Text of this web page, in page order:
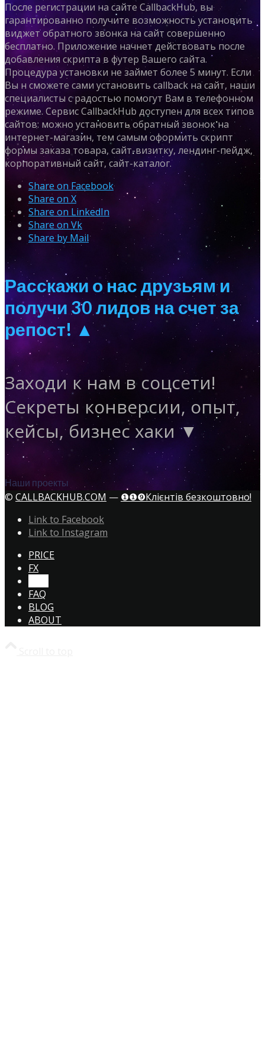
После регистрации на сайте CallbackHub, вы
гарантированно получите возможность установить
виджет обратного звонка на сайт совершенно
бесплатно. Приложение начнет действовать после
добавления скрипта в футер Вашего сайта.
Процедура установки не займет более 5 минут. Если
Вы н сможете сами установить callback на сайт, наши
специалисты с радостью помогут Вам в телефонном
режиме. Сервис CallbackHub доступен для всех типов
сайтов: можно установить обратный звонок на
интернет-магазин, тем самым оформить скрипт
формы заказа товара, сайт-визитку, лендинг-пейдж,
корпоративный сайт, сайт-каталог.
Share on Facebook
Share on X
Share on LinkedIn
Share on Vk
Share by Mail
Расскажи о нас друзьям и
получи 30 лидов на счет за
репост! ▲
Заходи к нам в соцсети!
Секреты конверсии, опыт,
кейсы, бизнес хаки ▼
Наши проекты
© CALLBACKHUB.COM — ❶❶❾Клієнтів безкоштовно!
Link to Facebook
Link to Instagram
PRICE
FX
FAQ
BLOG
ABOUT